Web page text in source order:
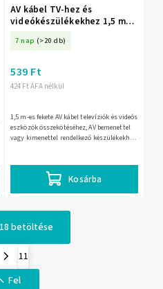
AV kábel TV-hez és
videókészülékekhez 1,5 m
7 nap (>20 db)
424 Ft ÁFA nélkül
539 Ft
Kosárba
1,5 m-es fekete AV kábel televíziók és videós
eszközök összekötéséhez, AV bemenettel
vagy kimenettel rendelkező készülékekhez.
betöltése
11
Fel